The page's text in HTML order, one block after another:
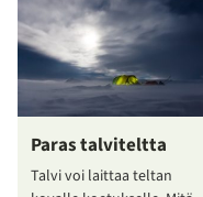
Paras talviteltta
Talvi voi laittaa teltan